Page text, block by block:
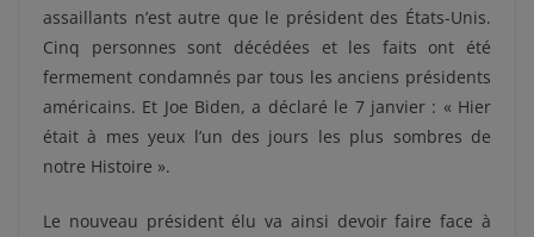
assaillants n’est autre que le président des États-Unis.
Cinq personnes sont décédées et les faits ont été
fermement condamnés par tous les anciens présidents
américains. Et Joe Biden, a déclaré le 7 janvier : « Hier
était à mes yeux l’un des jours les plus sombres de
notre Histoire ».
Le nouveau président élu va ainsi devoir faire face à